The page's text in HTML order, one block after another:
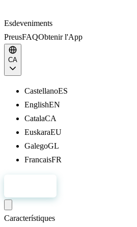
Esdeveniments
PreusFAQObtenir l'App
CA
CastellanoES
EnglishEN
CatalaCA
EuskaraEU
GalegoGL
FrancaisFR
Característiques